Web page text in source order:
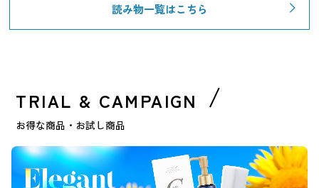
読み物一覧はこちら
TRIAL & CAMPAIGN
お得な商品・お試し商品